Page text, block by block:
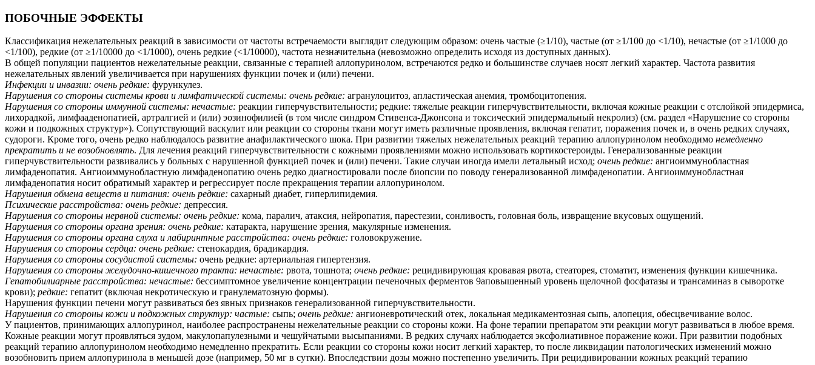
ПОБОЧНЫЕ ЭФФЕКТЫ
Классификация нежелательных реакций в зависимости от частоты встречаемости выглядит следующим образом: очень частые (≥1/10), частые (от ≥1/100 до <1/10), нечастые (от ≥1/1000 до
<1/100), редкие (от ≥1/10000 до <1/1000), очень редкие (<1/10000), частота незначительна (невозможно определить исходя из доступных данных).
В общей популяции пациентов нежелательные реакции, связанные с терапией аллопуринолом, встречаются редко и большинстве случаев носят легкий характер. Частота развития
нежелательных явлений увеличивается при нарушениях функции почек и (или) печени.
Инфекции и инвазии: очень редкие: фурункулез.
Нарушения со стороны системы крови и лимфатической системы: очень редкие: агранулоцитоз, апластическая анемия, тромбоцитопения.
Нарушения со стороны иммунной системы: нечастые: реакции гиперчувствительности; редкие: тяжелые реакции гиперчувствительности, включая кожные реакции с отслойкой эпидермиса,
лихорадкой, лимфааденопатией, артралгией и (или) эозинофилией (в том числе синдром Стивенса-Джонсона и токсический эпидермальный некролиз) (см. раздел «Нарушение со стороны
кожи и подкожных структур»). Сопутствующий васкулит или реакции со стороны ткани могут иметь различные проявления, включая гепатит, поражения почек и, в очень редких случаях,
судороги. Кроме того, очень редко наблюдалось развитие анафилактического шока. При развитии тяжелых нежелательных реакций терапию аллопуринолом необходимо немедленно
прекратить и не возобновлять. Для лечения реакций гиперчувствительности с кожными проявлениями можно использовать кортикостероиды. Генерализованные реакции
гиперчувствительности развивались у больных с нарушенной функцией почек и (или) печени. Такие случаи иногда имели летальный исход; очень редкие: ангиоиммунобластная
лимфаденопатия. Ангиоиммунобластную лимфаденопатию очень редко диагностировали после биопсии по поводу генерализованной лимфаденопатии. Ангиоиммунобластная
лимфаденопатия носит обратимый характер и регрессирует после прекращения терапии аллопуринолом.
Нарушения обмена веществ и питания: очень редкие: сахарный диабет, гиперлипидемия.
Психические расстройства: очень редкие: депрессия.
Нарушения со стороны нервной системы: очень редкие: кома, паралич, атаксия, нейропатия, парестезии, сонливость, головная боль, извращение вкусовых ощущений.
Нарушения со стороны органа зрения: очень редкие: катаракта, нарушение зрения, макулярные изменения.
Нарушения со стороны органа слуха и лабиринтные расстройства: очень редкие: головокружение.
Нарушения со стороны сердца: очень редкие: стенокардия, брадикардия.
Нарушения со стороны сосудистой системы: очень редкие: артериальная гипертензия.
Нарушения со стороны желудочно-кишечного тракта: нечастые: рвота, тошнота; очень редкие: рецидивирующая кровавая рвота, стеаторея, стоматит, изменения функции кишечника.
Гепатобилиарные расстройства: нечастые: бессимптомное увеличение концентрации печеночных ферментов 9аповышенный уровень щелочной фосфатазы и трансаминаз в сыворотке
крови); редкие: гепатит (включая некротическую и гранулематозную формы).
Нарушения функции печени могут развиваться без явных признаков генерализованной гиперчувствительности.
Нарушения со стороны кожи и подкожных структур: частые: сыпь; очень редкие: ангионевротический отек, локальная медикаментозная сыпь, алопеция, обесцвечивание волос.
У пациентов, принимающих аллопуринол, наиболее распространены нежелательные реакции со стороны кожи. На фоне терапии препаратом эти реакции могут развиваться в любое время.
Кожные реакции могут проявляться зудом, макулопапулезными и чешуйчатыми высыпаниями. В редких случаях наблюдается эксфолиативное поражение кожи. При развитии подобных
реакций терапию аллопуринолом необходимо немедленно прекратить. Если реакции со стороны кожи носит легкий характер, то после ликвидации патологических изменений можно
возобновить прием аллопуринола в меньшей дозе (например, 50 мг в сутки). Впоследствии дозы можно постепенно увеличить. При рецидивировании кожных реакций терапию